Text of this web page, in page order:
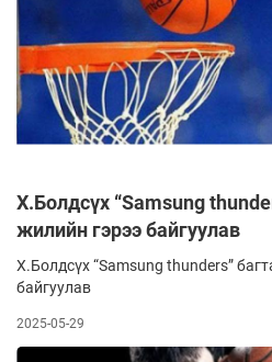
Х.Болдсүх “Samsung
жилийн гэрээ байгуулав
Х.Болдсүх “Samsung thunders”
байгуулав
2025-05-29